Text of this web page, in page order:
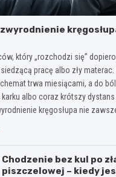
który „rozchodzi się”
pracę albo zły
trwa miesiącami, a do
albo coraz krótszy
kręgosłupa nie
Chodzenie bez kul po
piszczelowej – kiedy